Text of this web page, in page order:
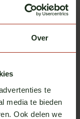
Over
te
media te bieden
Ook delen we
double burner
Excl. tax